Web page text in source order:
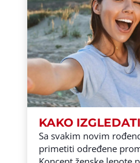
KAKO
Sa svakim novim
primetiti određene